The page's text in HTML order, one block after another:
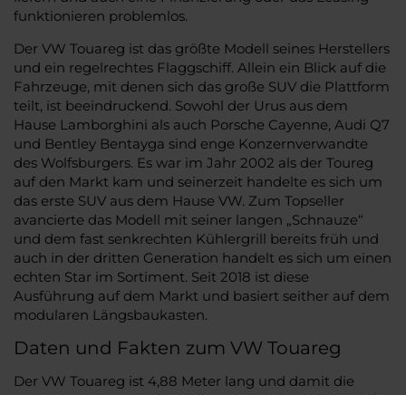
funktionieren problemlos.
Der VW Touareg ist das größte Modell seines Herstellers
und ein regelrechtes Flaggschiff. Allein ein Blick auf die
Fahrzeuge, mit denen sich das große SUV die Plattform
teilt, ist beeindruckend. Sowohl der Urus aus dem
Hause Lamborghini als auch Porsche Cayenne, Audi Q7
und Bentley Bentayga sind enge Konzernverwandte
des Wolfsburgers. Es war im Jahr 2002 als der Toureg
auf den Markt kam und seinerzeit handelte es sich um
das erste SUV aus dem Hause VW. Zum Topseller
avancierte das Modell mit seiner langen „Schnauze“
und dem fast senkrechten Kühlergrill bereits früh und
auch in der dritten Generation handelt es sich um einen
echten Star im Sortiment. Seit 2018 ist diese
Ausführung auf dem Markt und basiert seither auf dem
modularen Längsbaukasten.
Daten und Fakten zum VW Touareg
Der VW Touareg ist 4,88 Meter lang und damit die